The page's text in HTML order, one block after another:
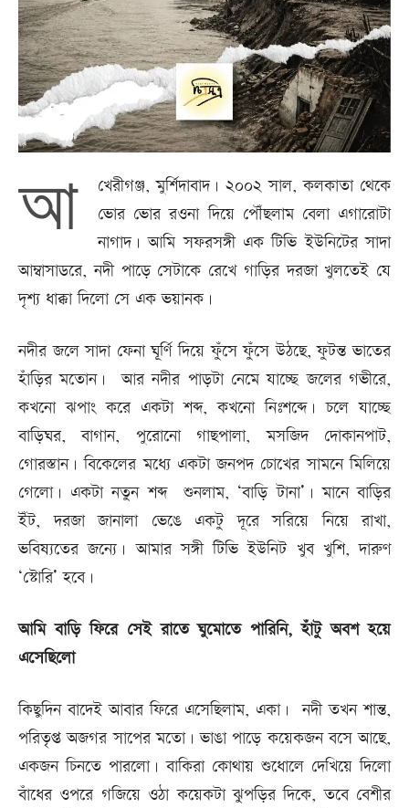
আ
খেরীগঞ্জ, মুর্শিদাবাদ। ২০০২ সাল, কলকাতা থেকে
ভোর ভোর রওনা দিয়ে পৌঁছলাম বেলা এগারোটা
নাগাদ। আমি সফরসঙ্গী এক টিভি ইউনিটের সাদা
আম্বাসাডরে, নদী পাড়ে সেটাকে রেখে গাড়ির দরজা খুলতেই যে
দৃশ্য ধাক্কা দিলো সে এক ভয়ানক।
নদীর জলে সাদা ফেনা ঘূর্ণি দিয়ে ফুঁসে ফুঁসে উঠছে, ফুটন্ত ভাতের
হাঁড়ির মতোন। আর নদীর পাড়টা নেমে যাচ্ছে জলের গভীরে,
কখনো ঝপাং করে একটা শব্দ, কখনো নিঃশব্দে। চলে যাচ্ছে
বাড়িঘর, বাগান, পুরোনো গাছপালা, মসজিদ দোকানপাট,
গোরস্তান। বিকেলের মধ্যে একটা জনপদ চোখের সামনে মিলিয়ে
গেলো। একটা নতুন শব্দ শুনলাম, ‘বাড়ি টানা’। মানে বাড়ির
ইঁট, দরজা জানালা ভেঙে একটু দূরে সরিয়ে নিয়ে রাখা,
ভবিষ্যতের জন্যে। আমার সঙ্গী টিভি ইউনিট খুব খুশি, দারুণ
‘স্টোরি’ হবে।
আমি বাড়ি ফিরে সেই রাতে ঘুমোতে পারিনি, হাঁটু অবশ হয়ে
এসেছিলো
কিছুদিন বাদেই আবার ফিরে এসেছিলাম, একা। নদী তখন শান্ত,
পরিতৃপ্ত অজগর সাপের মতো। ভাঙা পাড়ে কয়েকজন বসে আছে,
একজন চিনতে পারলো। বাকিরা কোথায় শুধোলে দেখিয়ে দিলো
বাঁধের ওপরে গজিয়ে ওঠা কয়েকটা ঝুপড়ির দিকে, তবে বেশীর